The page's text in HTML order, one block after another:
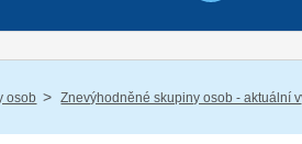
osob / Znevýhodněné skupiny osob - aktuální